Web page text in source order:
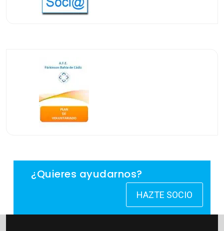
¿Quieres ayudarnos?
HAZTE SOCIO